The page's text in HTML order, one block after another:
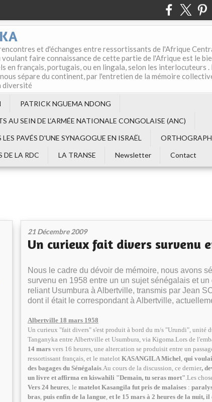
et d'échanges entre ressortissants de l'Afrique
faire connaissance de cette partie de l'Afrique est le
en français, portugais, ou en lingala, selon les interlocuteurs
sépare du continent, par l'entretien de la mémoire
diversité
PATRICK NGUEMA NDONG
AU SEIN DE L‘ARMÉE NATIONALE CONGOLAISE (ANC)
PAVÉS D'UNE SYNAGOGUE EN ISRAËL
DE LA RDC
LA TRANSE Newsletter Contact
21 Décembre 2009
Un curieux fait divers survenu
Nous le cadre du dévoir de mémoire, nous avons
survenu en 1958 entre un un sujet sénégalais et
reliant Usumbura à Albertville, transmis par Jean
dont il était le correspondant à Albertville,
Albertville 18 mars 1958
Un curieux "fait divers" s'est produit à bord du m/s "Urundi", unité
Tanganyka entre Albertville et Usumbura, via Kigoma.Lors de
14 mars vers 16 heures, une altercation se produisit entre un
ressortissant français, et le matelot KASANGILA Michel, qui
des bagages du Sénégalais.Au cours de la discussion, ce dernier,
un livre et affirma en kiswahili "Demain, tu seras mort".Les
Vers 24 heures, le matelot Kasangila fut pris de malaises :
bras, puis enfin de la langue, et le 15 mars à 2 heures de la nuit, il